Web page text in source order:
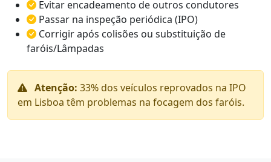
Evitar encadeamento de outros condutores
Passar na inspeção periódica (IPO)
Corrigir após colisões ou substituição de
faróis/Lâmpadas
Atenção: 33% dos veículos reprovados na IPO
em Lisboa têm problemas na focagem dos faróis.